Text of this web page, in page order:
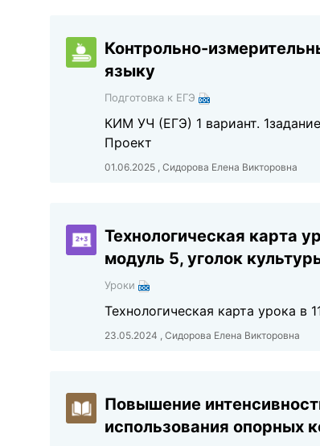
Контрольно-
языку
Подготовка к ЕГЭ
КИМ УЧ (ЕГЭ) 1 вариант.
Проект
01.06.2025 , Сидорова Елена Викторовна
Технологическая карта
модуль 5, уголок
Уроки
Технологическая карта урока в
23.05.2024 , Сидорова Елена Викторовна
Повышение
использования опорных